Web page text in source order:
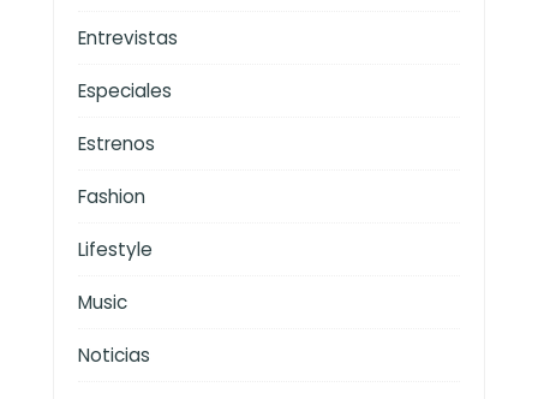
Entrevistas
Especiales
Estrenos
Fashion
Lifestyle
Music
Noticias